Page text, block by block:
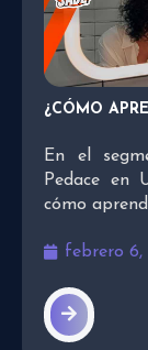
¿CÓMO
En el
Pedace en
cómo
febrero 6,